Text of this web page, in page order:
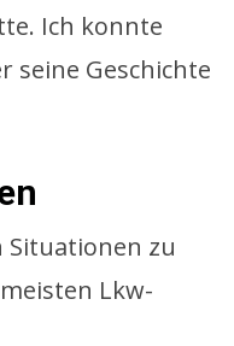
Ich konnte
seine Geschichte
Situationen zu
Lkw-